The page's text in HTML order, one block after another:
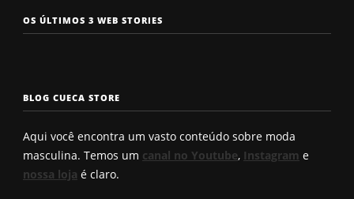
OS ÚLTIMOS 3 WEB STORIES
Os 7 tipos de
rosto
Cueca com
enchimento
a cueca
Roberto
BLOG CUECA STORE
Aqui você encontra um vasto conteúdo sobre moda
masculina. Temos um canal no Youtube, Instagram e
nossa loja é claro.